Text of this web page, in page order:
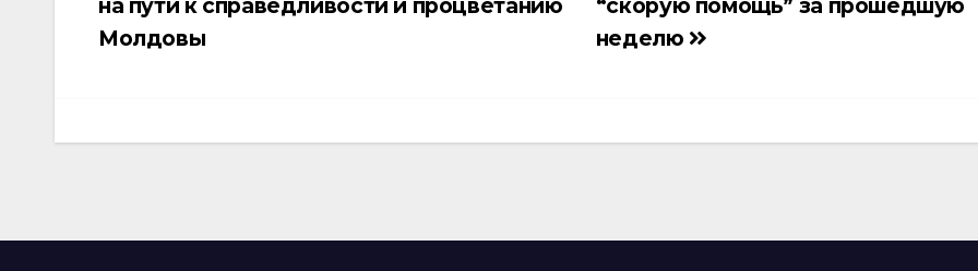
по
“скорую помощь” за прошедшую
неделю
на пути к справедливости и процветанию
Молдовы